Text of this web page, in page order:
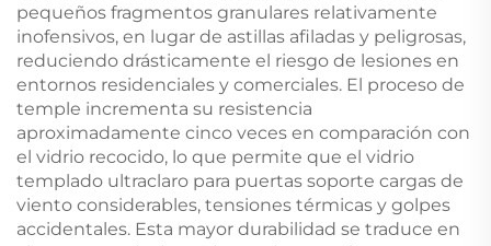
pequeños fragmentos granulares relativamente
inofensivos, en lugar de astillas afiladas y peligrosas,
reduciendo drásticamente el riesgo de lesiones en
entornos residenciales y comerciales. El proceso de
temple incrementa su resistencia
aproximadamente cinco veces en comparación con
el vidrio recocido, lo que permite que el vidrio
templado ultraclaro para puertas soporte cargas de
viento considerables, tensiones térmicas y golpes
accidentales. Esta mayor durabilidad se traduce en